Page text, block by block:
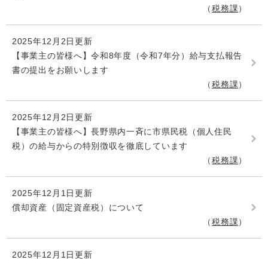
税務課
2025年12月2日更新
【事業主の皆様へ】令和8年度（令和7年分）給与支払報告
書の提出をお願いします
税務課
2025年12月2日更新
【事業主の皆様へ】長野県内一斉に市県民税（個人住民
税）の給与からの特別徴収を徹底しています
税務課
2025年12月1日更新
償却資産（固定資産税）について
税務課
2025年12月1日更新